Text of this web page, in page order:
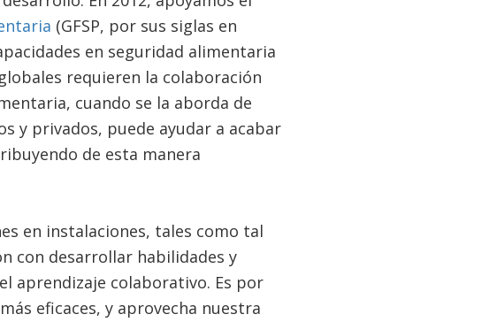
(GFSP, por sus siglas en
en seguridad alimentaria
requieren la colaboración
cuando se la aborda de
y privados, puede ayudar a acabar
de esta manera
en instalaciones, tales como tal
con desarrollar habilidades y
aprendizaje colaborativo. Es por
eficaces, y aprovecha nuestra